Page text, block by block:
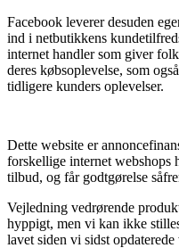
Facebook leverer desuden
ind i netbutikkens
internet handler som giver
deres købsoplevelse, som
tidligere kunders oplevelser.
Dette website er
forskellige internet webshops
tilbud, og får godtgørelse
Vejledning vedrørende
hyppigt, men vi kan ikke
lavet siden vi sidst